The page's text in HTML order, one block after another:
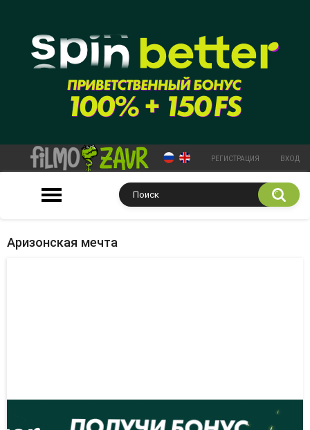
РЕГИСТРАЦИЯ ВХОД
Аризонская мечта